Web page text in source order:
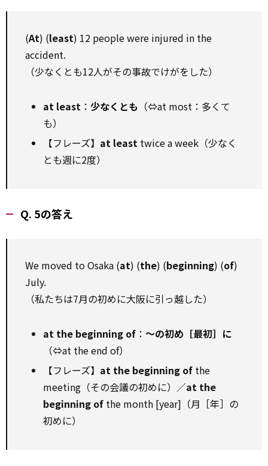
(At) (least) 12 people were injured in the
accident.
（少なくとも12人がその事故でけがをした）
at least ： 少なくとも （⇔at most：多くて
も）
【フレーズ】 at least twice a week（少なく
とも週に2度）
Q. 5の答え
We moved to Osaka (at) (the) (beginning) (of)
July.
（私たちは7月の初めに大阪に引っ越した）
at the beginning of ： ～の初め［最初］に
（⇔at the end of）
【フレーズ】 at the beginning of the
meeting（その会議の初めに）／at the
beginning of the month [year]（月［年］の
初めに）